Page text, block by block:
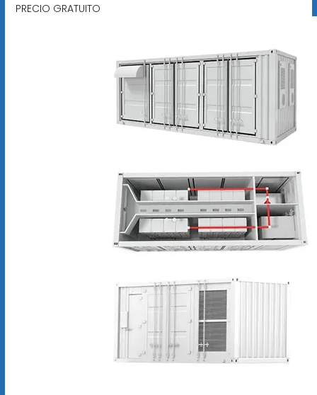
PRECIO GRATUITO